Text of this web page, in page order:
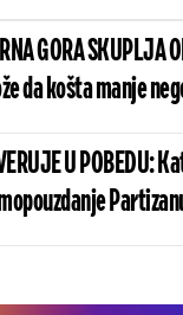
GORA
da košta manje
U POBEDU: